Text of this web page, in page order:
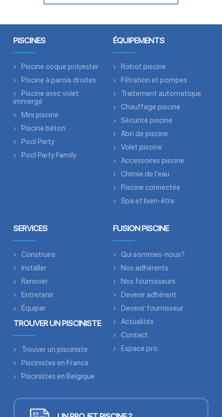
PISCINES
Piscine coque polyester
Piscine à parois droites
Piscine avec volet
immergé
Mini piscine
Piscine béton
Pool Party
Pool Party Family
ÉQUIPEMENTS
Robot piscine
Filtration et pompes
Traitement automatique
Chauffage piscine
Sécurité piscine
Abri de piscine
Volet piscine
Accessoires piscine
Chimie de l’eau
Piscine connectée
Spa et bien-être
SERVICES
Construire
Installer
Renover
Entretenir
Équiper
TROUVER UN PISCINISTE
Trouver un pisciniste
Piscinistes en France
Piscinistes en Belgique
FUSION PISCINE
Qui sommes-nous?
Nos adhérents
Nos fournisseurs
Devenir adhérent
Devenir fournisseur
Actualités
Contact
Espace pro